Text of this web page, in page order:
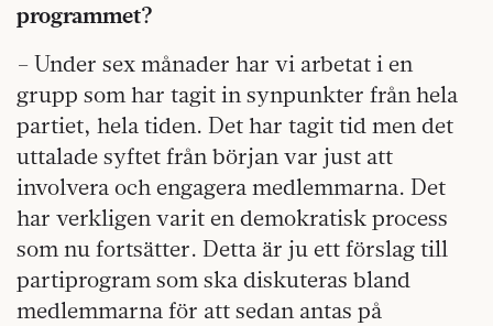
programmet?
– Under sex månader har vi arbetat i en
grupp som har tagit in synpunkter från hela
partiet, hela tiden. Det har tagit tid men det
uttalade syftet från början var just att
involvera och engagera medlemmarna. Det
har verkligen varit en demokratisk process
som nu fortsätter. Detta är ju ett förslag till
partiprogram som ska diskuteras bland
medlemmarna för att sedan antas på